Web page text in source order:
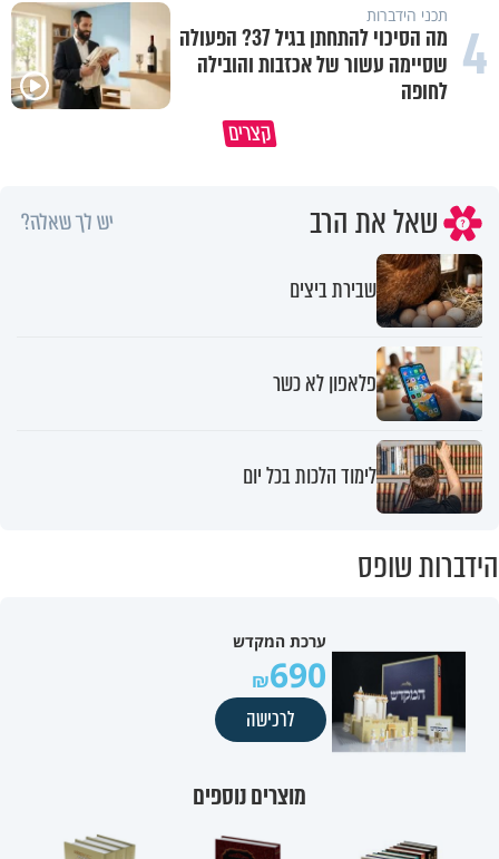
4 תכני הידברות
מה הסיכוי להתחתן בגיל 37? הפעולה
שסיימה עשור של אכזבות והובילה
לחופה
קצרים
חתכו אותך בכביש? אפשר לחשוב מה
רבתם שוב? 💔 זה לא אומר
שאל את הרב יש לך שאלה?
שבירת ביצים
פלאפון לא כשר
לימוד הלכות בכל יום
הידברות שופס
ערכת המקדש
690
לרכישה
מוצרים נוספים